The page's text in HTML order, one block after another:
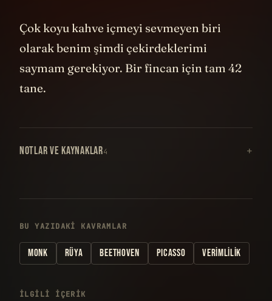
Çok koyu kahve içmeyi sevmeyen biri
olarak benim şimdi çekirdeklerimi
saymam gerekiyor. Bir fincan için tam 42
tane.
NOTLAR VE KAYNAKLAR4
BU YAZIDAKI KAVRAMLAR
MONK RÜYA BEETHOVEN PICASSO VERIMLILIK
İLGILI IÇERIK